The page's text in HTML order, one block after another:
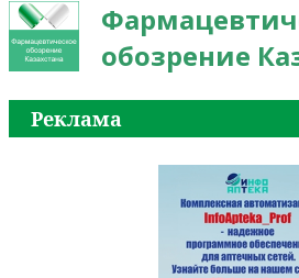
обозрение
Реклама